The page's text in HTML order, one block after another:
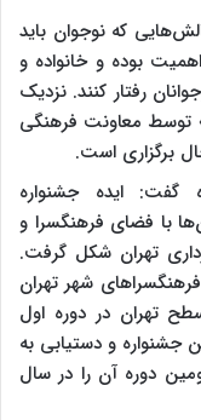
که نوجوان باید
بوده و خانواده و
رفتار کنند. نزدیک
توسط معاونت فرهنگی
برگزاری است.
گفت: ایده جشنواره
با فضای فرهنگسرا و
تهران شکل گرفت.
سال ۱۴۰۱ در همه فرهنگسراهای شهر تهران
نوجوان از سطح تهران در دوره اول
جشنواره و دستیابی به
دوره آن را در سال